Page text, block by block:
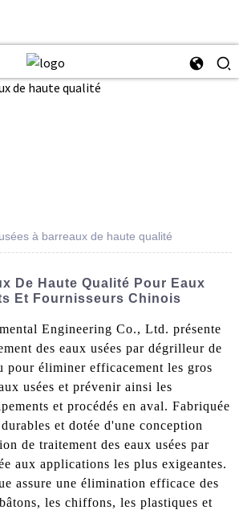
à barreaux de haute qualité
De Haute Qualité Pour Eaux
Et Fournisseurs Chinois
Engineering Co., Ltd. présente
des eaux usées par dégrilleur de
pour éliminer efficacement les gros
usées et prévenir ainsi les
et procédés en aval. Fabriquée
et dotée d'une conception
de traitement des eaux usées par
aux applications les plus exigeantes.
assure une élimination efficace des
les chiffons, les plastiques et